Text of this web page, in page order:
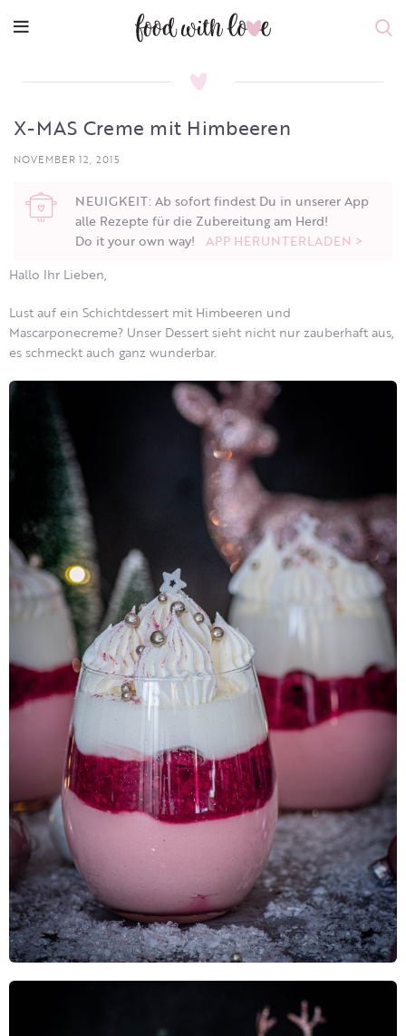
X-MAS Creme mit Himbeeren
NOVEMBER 12, 2015
NEUIGKEIT: Ab sofort findest Du in unserer App
alle Rezepte für die Zubereitung am Herd!
Do it your own way! APP HERUNTERLADEN >
Hallo Ihr Lieben,
Lust auf ein Schichtdessert mit Himbeeren und
Mascarponecreme? Unser Dessert sieht nicht nur zauberhaft aus,
es schmeckt auch ganz wunderbar.